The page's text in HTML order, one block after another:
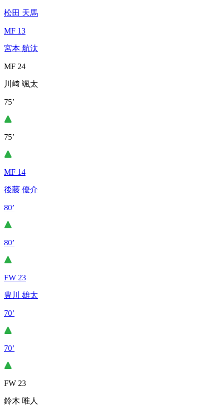
松田 天馬
MF 13
宮本 航汰
MF 24
川﨑 颯太
75’
75’
MF 14
後藤 優介
80’
80’
FW 23
豊川 雄太
70’
70’
FW 23
鈴木 唯人